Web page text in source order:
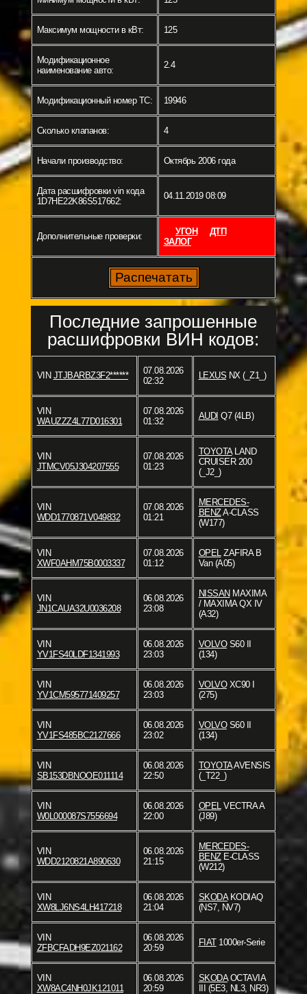
Максимум мощности в кВт: 125
Модификационное
наименование авто:
2.4
Модификационный номер ТС: 19946
Сколько клапанов: 4
Начали производство: Октябрь 2006 года
Дата расшифровки vin кода
1D7HE22K86S517662:
04.11.2019 08:09
Дополнительные проверки: УГОН
ДТП
ЗАЛОГ
Последние запрошенные
расшифровки ВИН кодов:
VIN JTJBARBZ3F2******
07.08.2026
02:32
LEXUS NX (_Z1_)
VIN
WAUZZZ4L77D016301
07.08.2026
01:32
AUDI Q7 (4LB)
VIN
JTMCV05J304207555
07.08.2026
01:23
TOYOTALAND
CRUISER 200
(_J2_)
VIN
WDD1770871V049832
07.08.2026
01:21
MERCEDES-
BENZA-CLASS
(W177)
VIN
XWF0AHM75B0003337
07.08.2026
01:12
OPEL
ZAFIRA B
Van (A05)
VIN
JN1CAUA32U0036208
06.08.2026
23:08
NISSAN MAXIMA
/ MAXIMA QX IV
(A32)
VIN
YV1FS40LDF1341993
06.08.2026
23:03
VOLVOS60 II
(134)
VIN
YV1CM595771409257
06.08.2026
23:03
VOLVOXC90 I
(275)
VIN
YV1FS485BC2127666
06.08.2026
23:02
VOLVOS60 II
(134)
VIN
SB153DBNOOE011114
06.08.2026
22:50
TOYOTAAVENSIS
(_T22_)
VIN
W0L000087S7556694
06.08.2026
22:00
OPEL
VECTRA A
(J89)
VIN
WDD2120821A890630
06.08.2026
21:15
MERCEDES-
BENZE-CLASS
(W212)
VIN
XW8LJ6NS4LH417218
06.08.2026
21:04
SKODAKODIAQ
(NS7, NV7)
VIN
ZFBCFADH9EZ021162
06.08.2026
20:59
FIAT1000er-Serie
VIN
XW8AC4NH0JK121011
06.08.2026
20:59
SKODAOCTAVIA
III (5E3, NL3, NR3)